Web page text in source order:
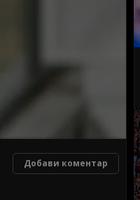
Добави коментар